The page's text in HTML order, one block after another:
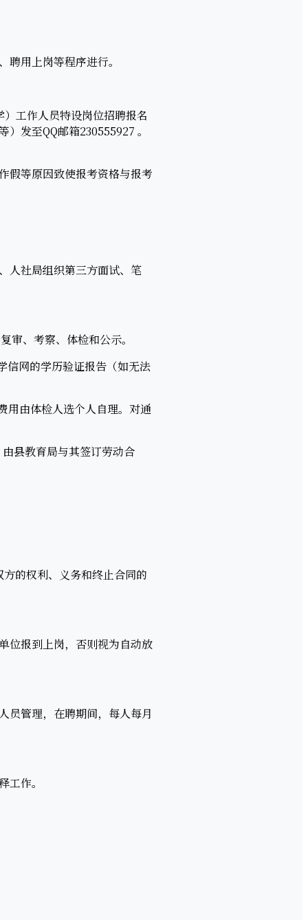
用上岗等程序进行。
工作人员特设岗位招聘报名
发至QQ邮箱230555927 。
等原因致使报考资格与报考
社局组织第三方面试、笔
、考察、体检和公示。
信网的学历验证报告（如无法
由体检人选个人自理。对通
县教育局与其签订劳动合
的权利、义务和终止合同的
报到上岗，否则视为自动放
管理，在聘期间，每人每月
作。